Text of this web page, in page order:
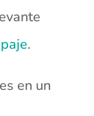
.
en un